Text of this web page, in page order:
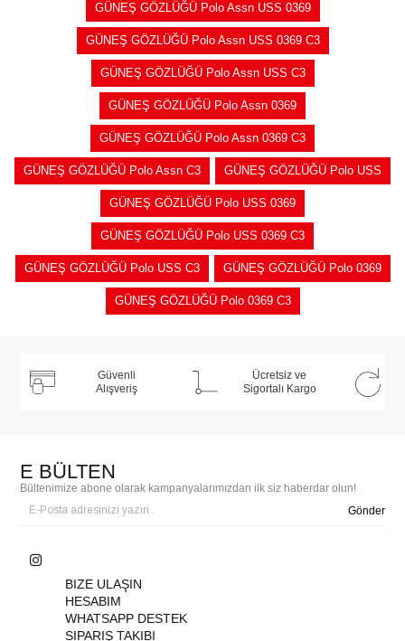
GÜNEŞ GÖZLÜĞÜ Polo Assn USS 0369
GÜNEŞ GÖZLÜĞÜ Polo Assn USS 0369 C3
GÜNEŞ GÖZLÜĞÜ Polo Assn USS C3
GÜNEŞ GÖZLÜĞÜ Polo Assn 0369
GÜNEŞ GÖZLÜĞÜ Polo Assn 0369 C3
GÜNEŞ GÖZLÜĞÜ Polo Assn C3 GÜNEŞ GÖZLÜĞÜ Polo USS
GÜNEŞ GÖZLÜĞÜ Polo USS 0369
GÜNEŞ GÖZLÜĞÜ Polo USS 0369 C3
GÜNEŞ GÖZLÜĞÜ Polo USS C3 GÜNEŞ GÖZLÜĞÜ Polo 0369
GÜNEŞ GÖZLÜĞÜ Polo 0369 C3
Güvenli
Alışveriş
Ücretsiz ve
Sigortalı Kargo
E BÜLTEN
Bültenimize abone olarak kampanyalarımızdan ilk siz haberdar olun!
Gönder
BIZE ULAŞIN
HESABIM
WHATSAPP DESTEK
SIPARIŞ TAKIBI